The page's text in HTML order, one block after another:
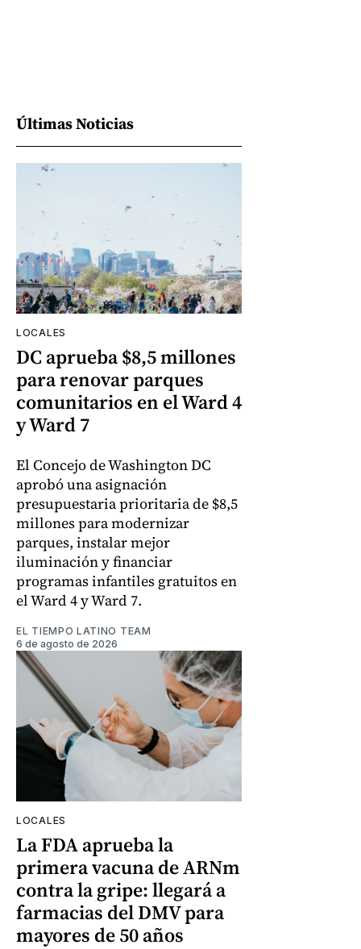
Últimas Noticias
LOCALES
DC aprueba $8,5 millones
para renovar parques
comunitarios en el Ward 4
y Ward 7
El Concejo de Washington DC
aprobó una asignación
presupuestaria prioritaria de $8,5
millones para modernizar
parques, instalar mejor
iluminación y financiar
programas infantiles gratuitos en
el Ward 4 y Ward 7.
EL TIEMPO LATINO TEAM
6 de agosto de 2026
LOCALES
La FDA aprueba la
primera vacuna de ARNm
contra la gripe: llegará a
farmacias del DMV para
mayores de 50 años